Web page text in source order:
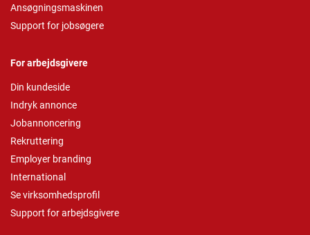
Ansøgningsmaskinen
Support for jobsøgere
For arbejdsgivere
Din kundeside
Indryk annonce
Jobannoncering
Rekruttering
Employer branding
International
Se virksomhedsprofil
Support for arbejdsgivere